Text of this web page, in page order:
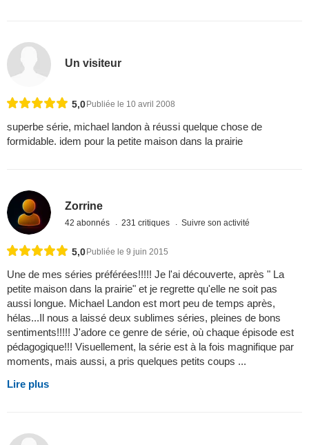
Un visiteur
5,0Publiée le 10 avril 2008
superbe série, michael landon à réussi quelque chose de
formidable. idem pour la petite maison dans la prairie
Zorrine
42 abonnés 231 critiques Suivre son activité
5,0 Publiée le 9 juin 2015
Une de mes séries préférées!!!!! Je l'ai découverte, après " La
petite maison dans la prairie" et je regrette qu'elle ne soit pas
aussi longue. Michael Landon est mort peu de temps après,
hélas...Il nous a laissé deux sublimes séries, pleines de bons
sentiments!!!!! J'adore ce genre de série, où chaque épisode est
pédagogique!!! Visuellement, la série est à la fois magnifique par
moments, mais aussi, a pris quelques petits coups ...
Lire plus